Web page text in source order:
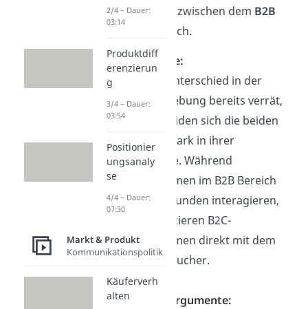
Unterschiede
zwischen dem B2B
Bereich.
Zielgruppe:
Wie der Unterschied in der
Namensgebung bereits verrät,
unterscheiden sich die beiden
Modelle stark in ihrer
Zielgruppe. Während
Unternehmen im B2B Bereich
mit Großkunden interagieren,
kommunizieren B2C-
Unternehmen direkt mit dem
Endverbraucher.
Verkaufsargumente:
2/4 – Dauer:
03:14
Produktdiff
erenzierun
g
3/4 – Dauer:
03:54
Positionier
ungsanaly
se
4/4 – Dauer:
07:30
Markt & Produkt
Kommunikationspolitik
Käuferverh
alten